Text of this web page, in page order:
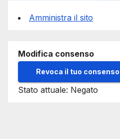
Amministra il sito
Modifica consenso
Revoca il tuo
Stato attuale: Negato